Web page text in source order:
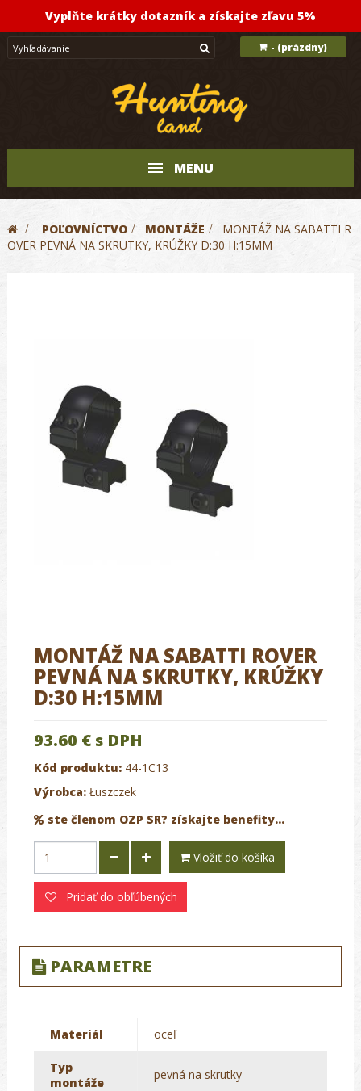
Vyplňte krátky dotazník a získajte zľavu 5%
- (prázdny)
MENU
> POĽOVNÍCTVO > MONTÁŽE >
MONTÁŽ NA SABATTI R
OVER PEVNÁ NA SKRUTKY, KRÚŽKY D:30 H:15MM
MONTÁŽ NA SABATTI ROVER
PEVNÁ NA SKRUTKY, KRÚŽKY
D:30 H:15MM
93.60 € s DPH
Kód produktu: 44-1C13
Výrobca: Łuszczek
ste členom OZP SR? získajte benefity...
Vložiť do košíka
Pridať do obľúbených
PARAMETRE
Materiál oceľ
Typ
montáže
pevná na skrutky